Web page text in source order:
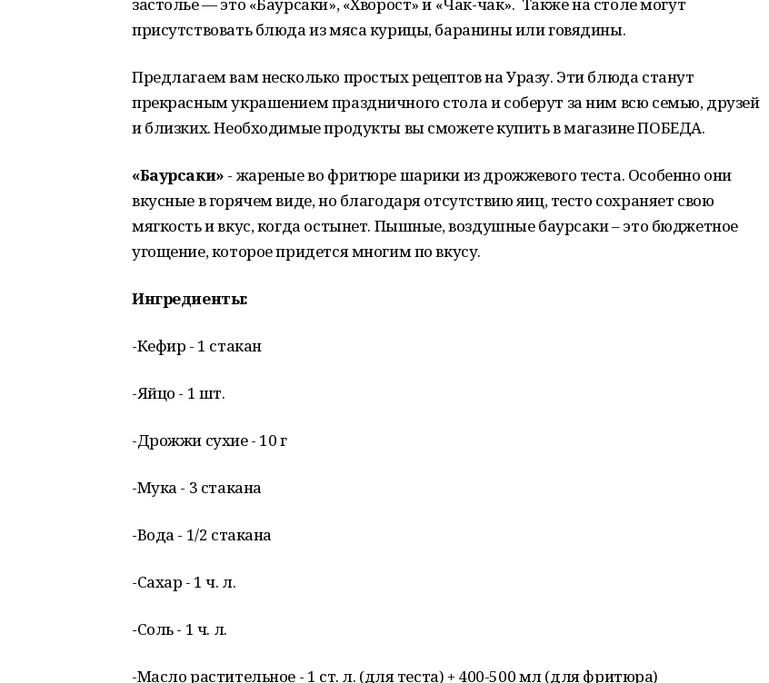
присутствовать блюда из мяса курицы, баранины или говядины.
Предлагаем вам несколько простых рецептов на Уразу. Эти блюда станут
прекрасным украшением праздничного стола и соберут за ним всю семью, друзей
и близких. Необходимые продукты вы сможете купить в магазине ПОБЕДА.
«Баурсаки» - жареные во фритюре шарики из дрожжевого теста. Особенно они
вкусные в горячем виде, но благодаря отсутствию яиц, тесто сохраняет свою
мягкость и вкус, когда остынет. Пышные, воздушные баурсаки – это бюджетное
угощение, которое придется многим по вкусу.
Ингредиенты:
-Кефир - 1 стакан
-Яйцо - 1 шт.
-Дрожжи сухие - 10 г
-Мука - 3 стакана
-Вода - 1/2 стакана
-Сахар - 1 ч. л.
-Соль - 1 ч. л.
-Масло растительное - 1 ст. л. (для теста) + 400-500 мл (для фритюра)